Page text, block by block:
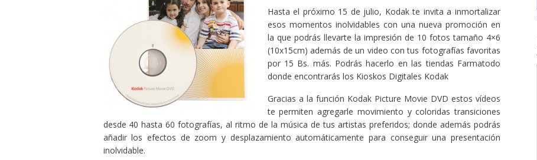
Hasta el próximo 15 de julio, Kodak te invita a inmortalizar
esos momentos inolvidables con una nueva promoción en
la que podrás llevarte la impresión de 10 fotos tamaño 4×6
(10x15cm) además de un video con tus fotografías favoritas
por 15 Bs. más. Podrás hacerlo en las tiendas Farmatodo
donde encontrarás los Kioskos Digitales Kodak
Gracias a la función Kodak Picture Movie DVD estos vídeos
te permiten agregarle movimiento y coloridas transiciones
desde 40 hasta 60 fotografías, al ritmo de la música de tus artistas preferidos; donde además podrás
añadir los efectos de zoom y desplazamiento automáticamente para conseguir una presentación
inolvidable.